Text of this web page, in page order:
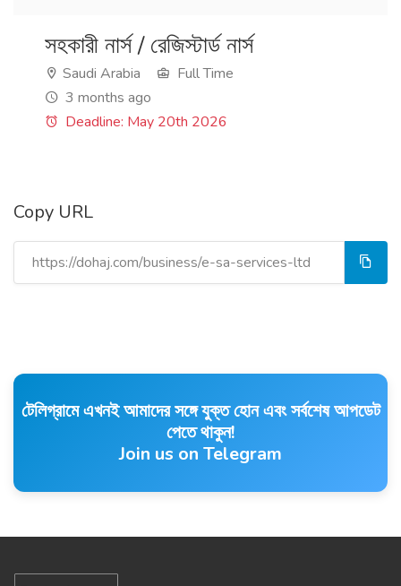
সহকারী নার্স / রেজিস্টার্ড নার্স
Saudi Arabia
Full Time
3 months ago
Deadline: May 20th 2026
Copy URL
টেলিগ্রামে এখনই আমাদের সঙ্গে যুক্ত হোন এবং সর্বশেষ আপডেট
পেতে থাকুন!
Join us on Telegram